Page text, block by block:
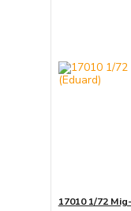
17010 1/72